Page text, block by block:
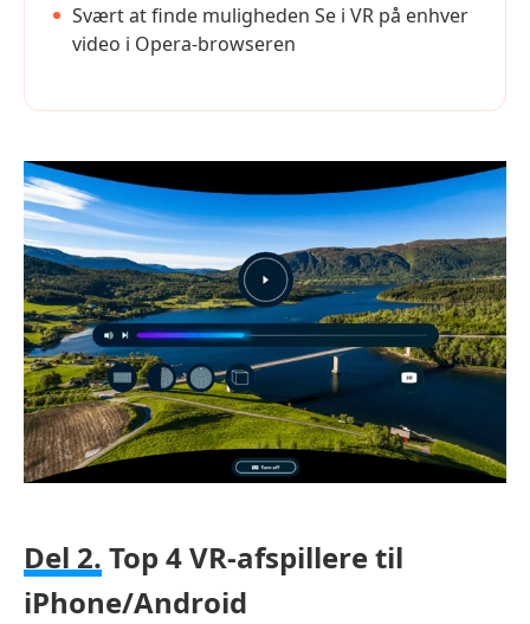
Svært at finde muligheden Se i VR på enhver
video i Opera-browseren
Del 2. Top 4 VR-afspillere til
iPhone/Android